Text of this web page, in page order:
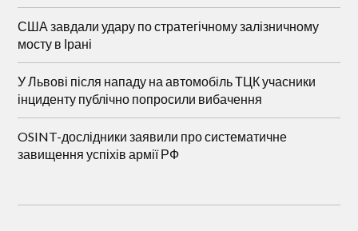
США завдали удару по стратегічному залізничному
мосту в Ірані
У Львові після нападу на автомобіль ТЦК учасники
інциденту публічно попросили вибачення
OSINT-дослідники заявили про систематичне
завищення успіхів армії РФ